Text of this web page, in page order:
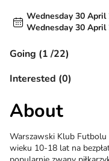
Wednesday 30 April
Wednesday 30 April
Going (1 /22)
Interested (0)
About
Warszawski Klub Futbolu
wieku 10-18 lat na